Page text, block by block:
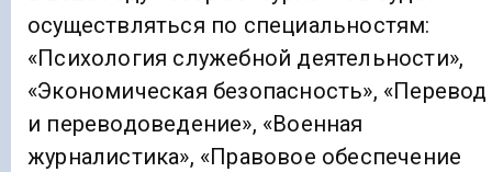
осуществляться по специальностям:
«Психология служебной деятельности»,
«Экономическая безопасность», «Перевод
и переводоведение», «Военная
журналистика», «Правовое обеспечение